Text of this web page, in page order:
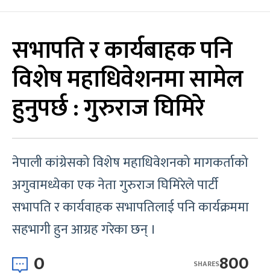
सभापति र कार्यबाहक पनि
विशेष महाधिवेशनमा सामेल
हुनुपर्छ : गुरुराज घिमिरे
नेपाली कांग्रेसको विशेष महाधिवेशनको मागकर्ताको
अगुवामध्येका एक नेता गुरुराज घिमिरेले पार्टी
सभापति र कार्यवाहक सभापतिलाई पनि कार्यक्रममा
सहभागी हुन आग्रह गरेका छन् ।
0 800
SHARES